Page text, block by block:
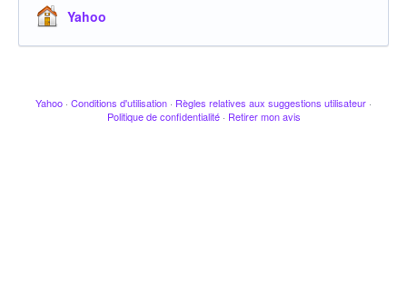
Yahoo
Yahoo · Conditions d'utilisation · Règles relatives aux suggestions utilisateur ·
Politique de confidentialité · Retirer mon avis